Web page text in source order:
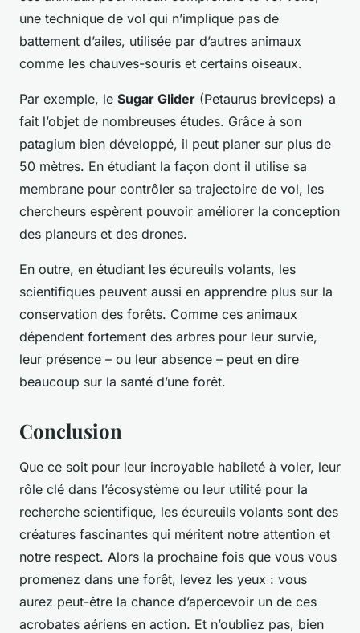
une technique de vol qui n’implique pas de
battement d’ailes, utilisée par d’autres animaux
comme les chauves-souris et certains oiseaux.
Par exemple, le Sugar Glider (Petaurus breviceps) a
fait l’objet de nombreuses études. Grâce à son
patagium bien développé, il peut planer sur plus de
50 mètres. En étudiant la façon dont il utilise sa
membrane pour contrôler sa trajectoire de vol, les
chercheurs espèrent pouvoir améliorer la conception
des planeurs et des drones.
En outre, en étudiant les écureuils volants, les
scientifiques peuvent aussi en apprendre plus sur la
conservation des forêts. Comme ces animaux
dépendent fortement des arbres pour leur survie,
leur présence – ou leur absence – peut en dire
beaucoup sur la santé d’une forêt.
Conclusion
Que ce soit pour leur incroyable habileté à voler, leur
rôle clé dans l’écosystème ou leur utilité pour la
recherche scientifique, les écureuils volants sont des
créatures fascinantes qui méritent notre attention et
notre respect. Alors la prochaine fois que vous vous
promenez dans une forêt, levez les yeux : vous
aurez peut-être la chance d’apercevoir un de ces
acrobates aériens en action. Et n’oubliez pas, bien